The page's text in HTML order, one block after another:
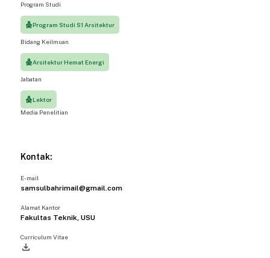
Program Studi
Program Studi S1 Arsitektur
Bidang Keilmuan
Arsitektur Hemat Energi
Jabatan
Lektor
Media Penelitian
Kontak:
E-mail
samsulbahrimail@gmail.com
Alamat Kantor
Fakultas Teknik, USU
Curriculum Vitae
file_download